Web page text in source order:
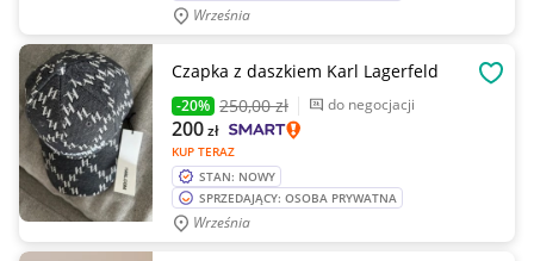
Września
Czapka z daszkiem Karl Lagerfeld
-20% 250,00 zł do negocjacji
KUP TERAZ
200zł
STAN: NOWY
SPRZEDAJĄCY: OSOBA PRYWATNA
Września